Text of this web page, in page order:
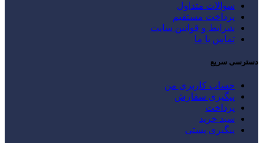
سوالات متداول
پرداخت مستقیم
شرایط و قوانین سایت
تماس با ما
دسترسی سریع
حساب کاربری من
پیگیری سفارش
پرداخت
سبد خرید
پیگیری پستی